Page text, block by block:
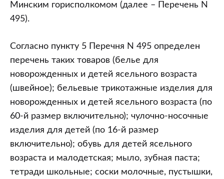
Минским горисполкомом (далее – Перечень N
495).
Согласно пункту 5 Перечня N 495 определен
перечень таких товаров (белье для
новорожденных и детей ясельного возраста
(швейное); бельевые трикотажные изделия для
новорожденных и детей ясельного возраста (по
60-й размер включительно); чулочно-носочные
изделия для детей (по 16-й размер
включительно); обувь для детей ясельного
возраста и малодетская; мыло, зубная паста;
тетради школьные; соски молочные, пустышки,